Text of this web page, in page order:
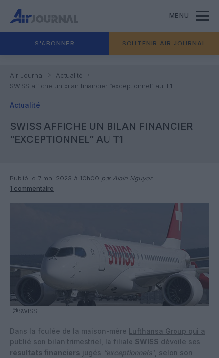
MENU
S'ABONNER SOUTENIR AIR JOURNAL
Air Journal
Actualité
SWISS affiche un bilan financier “exceptionnel” au T1
Actualité
SWISS AFFICHE UN BILAN FINANCIER
“EXCEPTIONNEL” AU T1
Publié le 7 mai 2023 à 10h00 par Alain Nguyen
1 commentaire
@SWISS
Dans la foulée de la maison-mère Lufthansa Group qui a
publié son bilan trimestriel
, la filiale SWISS dévoile ses
résultats financiers jugés “exceptionnels“, selon son